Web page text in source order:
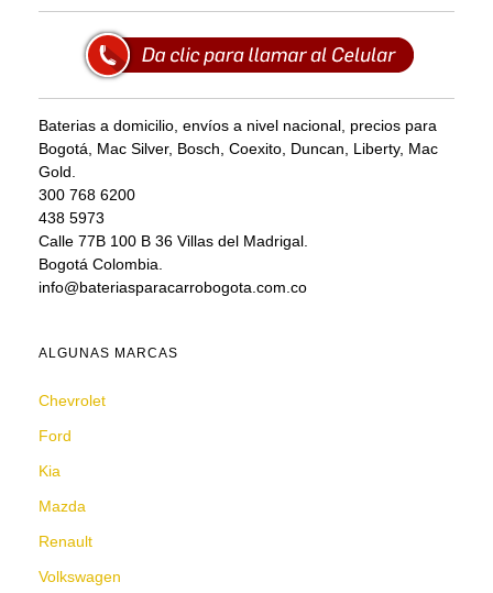
Baterias a domicilio, envíos a nivel nacional, precios para
Bogotá, Mac Silver, Bosch, Coexito, Duncan, Liberty, Mac
Gold.
300 768 6200
438 5973
Calle 77B 100 B 36 Villas del Madrigal.
Bogotá Colombia.
info@bateriasparacarrobogota.com.co
ALGUNAS MARCAS
Chevrolet
Ford
Kia
Mazda
Renault
Volkswagen